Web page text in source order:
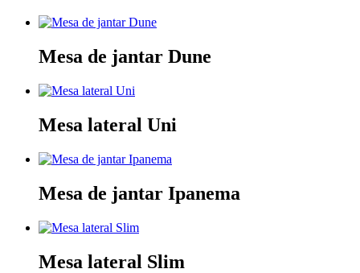
Mesa de jantar Dune
Mesa lateral Uni
Mesa de jantar Ipanema
Mesa lateral Slim